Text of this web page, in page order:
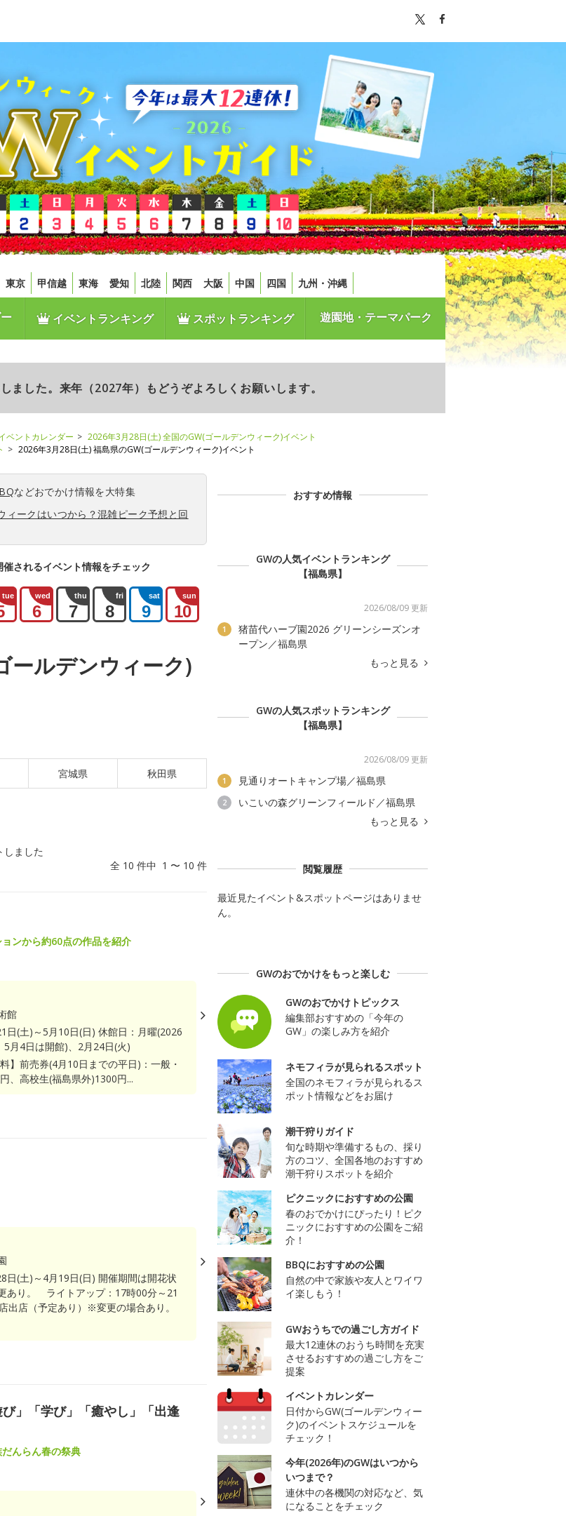
東京 甲信越 東海 愛知 北陸 関西 大阪 中国 四国 九州・沖縄
イベントランキング スポットランキング 遊園地・テーマパーク
ました。来年（2027年）もどうぞよろしくお願いします。
ベントカレンダー
2026年3月28日(土) 全国のGW(ゴールデンウィーク)イベント
2026年3月28日(土) 福島県のGW(ゴールデンウィーク)イベント
などおでかけ情報を大特集
ィークはいつから？混雑ピーク予想と回
されるイベント情報をチェック
tue wed
6
thu
7
fri
8
sat
9
sun
10
ールデンウィーク)
宮城県 秋田県
しました
全 10 件中 1 〜 10 件
ンから約60点の作品を紹介
館
日(土)～5月10日(日) 休館日：月曜(2026
5月4日は開館)、2月24日(火)
】前売券(4月10日までの平日)：一般・
、高校生(福島県外)1300円...
日(土)～4月19日(日) 開催期間は開花状
あり。 ライトアップ：17時00分～21
出店（予定あり）※変更の場合あり。
」「学び」「癒やし」「出逢
んらん春の祭典
おすすめ情報
GWの人気イベントランキング
【福島県】
2026/08/09 更新
1
猪苗代ハーブ園2026 グリーンシーズンオ
ープン／福島県
もっと見る
GWの人気スポットランキング
【福島県】
2026/08/09 更新
1 見通りオートキャンプ場／福島県
2
いこいの森グリーンフィールド／福島県
もっと見る
閲覧履歴
最近見たイベント&スポットページはありませ
ん。
GWのおでかけをもっと楽しむ
GWのおでかけトピックス
編集部おすすめの「今年の
GW」の楽しみ方を紹介
ネモフィラが見られるスポット
全国のネモフィラが見られるス
ポット情報などをお届け
潮干狩りガイド
旬な時期や準備するもの、採り
方のコツ、全国各地のおすすめ
潮干狩りスポットを紹介
ピクニックにおすすめの公園
春のおでかけにぴったり！ピク
ニックにおすすめの公園をご紹
介！
BBQにおすすめの公園
自然の中で家族や友人とワイワ
イ楽しもう！
GWおうちでの過ごし方ガイド
最大12連休のおうち時間を充実
させるおすすめの過ごし方をご
提案
イベントカレンダー
日付からGW(ゴールデンウィー
ク)のイベントスケジュールを
チェック！
今年(2026年)のGWはいつから
いつまで？
連休中の各機関の対応など、気
になることをチェック